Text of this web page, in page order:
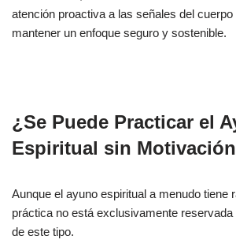
atención proactiva a las señales del
mantener un enfoque seguro y sostenible.
¿Se Puede Practicar el
Espiritual sin
Aunque el ayuno espiritual a menudo tiene
práctica no está exclusivamente
de este tipo.